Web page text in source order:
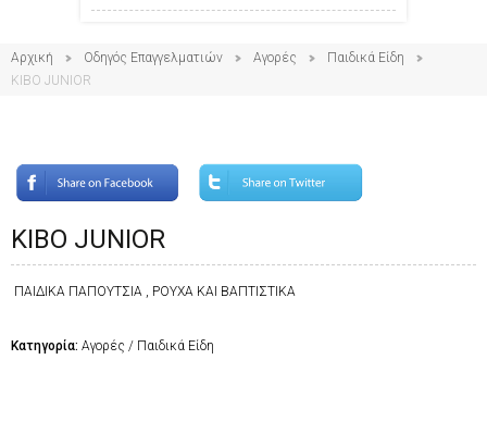
Αρχική Οδηγός Επαγγελματιών Αγορές
Παιδικά Είδη
ΚΙΒΟ JUNIOR
ΚΙΒΟ JUNIOR
ΠΑΙΔΙΚΑ ΠΑΠΟΥΤΣΙΑ , ΡΟΥΧΑ ΚΑΙ ΒΑΠΤΙΣΤΙΚΑ
Κατηγορία: Αγορές / Παιδικά Είδη